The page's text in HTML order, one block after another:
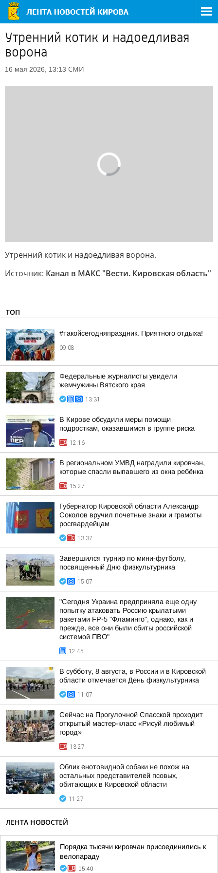
Утренний котик и надоедливая
ворона
16 мая 2026, 13:13 СМИ
Утренний котик и надоедливая ворона.
Источник: Канал в МАКС "Вести. Кировская область"
ТОП
#такойсегодняпраздник. Приятного отдыха!
09:08
Федеральные журналисты увидели
жемчужины Вятского края
13:31
В Кирове обсудили меры помощи
подросткам, оказавшимся в группе риска
12:16
В региональном УМВД наградили кировчан,
которые спасли выпавшего из окна ребёнка
15:27
Губернатор Кировской области Александр
Соколов вручил почетные знаки и грамоты
росгвардейцам
13:37
Завершился турнир по мини-футболу,
посвященный Дню физкультурника
15:07
"Сегодня Украина предприняла еще одну
попытку атаковать Россию крылатыми
ракетами FP-5 "Фламинго", однако, как и
прежде, все они были сбиты российской
системой ПВО"
12:45
В субботу, 8 августа, в России и в Кировской
области отмечается День физкультурника
11:07
Сейчас на Прогулочной Спасской проходит
открытый мастер-класс «Рисуй любимый
город»
13:27
Облик енотовидной собаки не похож на
остальных представителей псовых,
обитающих в Кировской области
11:27
ЛЕНТА НОВОСТЕЙ
Порядка тысячи кировчан присоединились к
велопараду
15:40